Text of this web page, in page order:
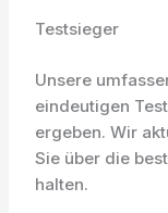
Testsieger
Unsere
eindeutigen
ergeben. Wir
Sie über die
halten.